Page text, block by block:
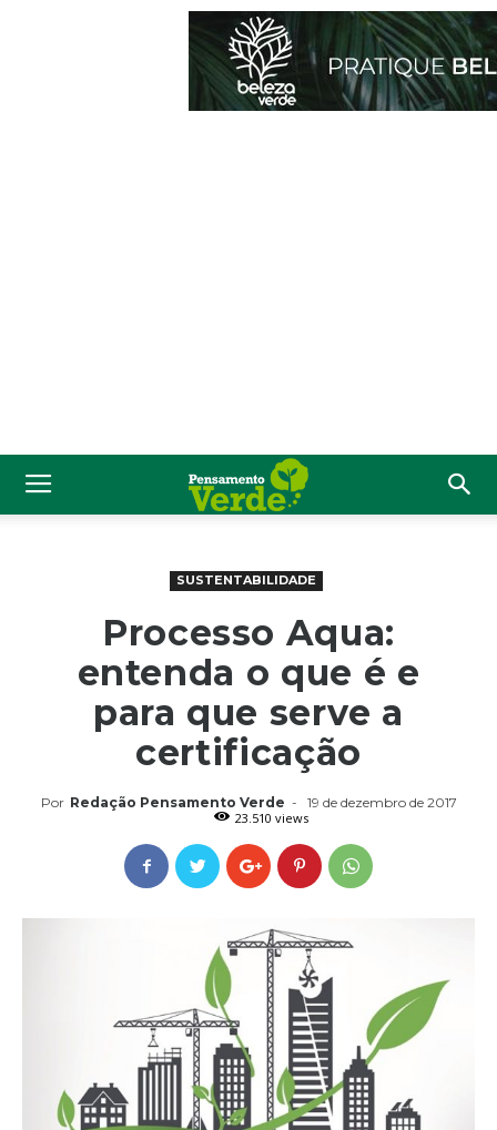
SUSTENTABILIDADE
Processo Aqua:
entenda o que é e
para que serve a
certificação
Por Redação Pensamento Verde -
19 de dezembro de 2017
23.510 views